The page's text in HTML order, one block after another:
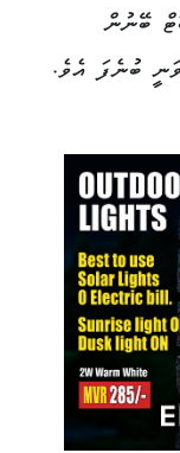
ބޭނުން
ބުނެފަ އެވެ.